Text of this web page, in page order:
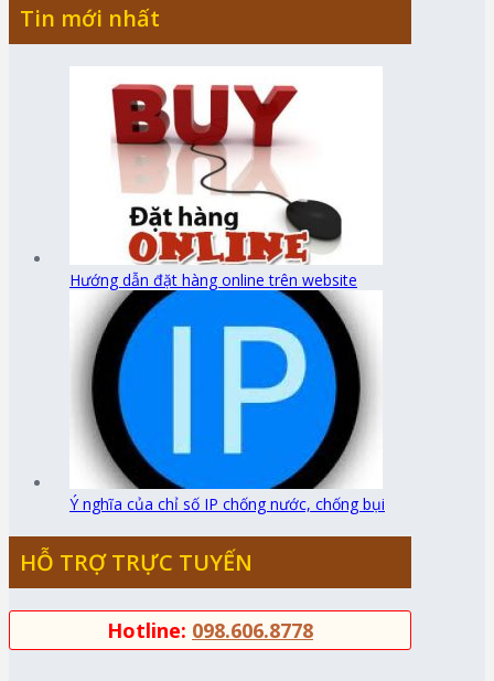
Tin mới nhất
Hướng dẫn đặt hàng online trên website
Ý nghĩa của chỉ số IP chống nước, chống bụi
HỖ TRỢ TRỰC TUYẾN
Hotline: 098.606.8778